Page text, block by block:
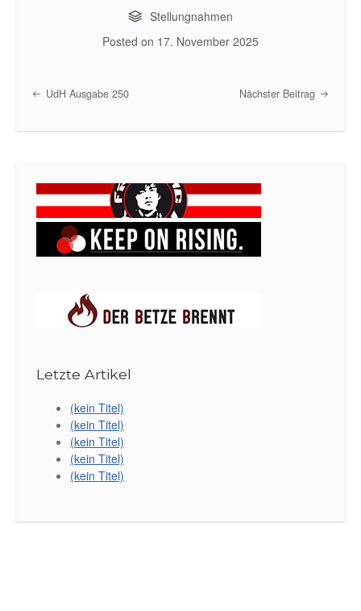
Stellungnahmen
Posted on 17. November 2025
Post navigation
UdH Ausgabe 250 Nächster Beitrag
Letzte Artikel
(kein Titel)
(kein Titel)
(kein Titel)
(kein Titel)
(kein Titel)